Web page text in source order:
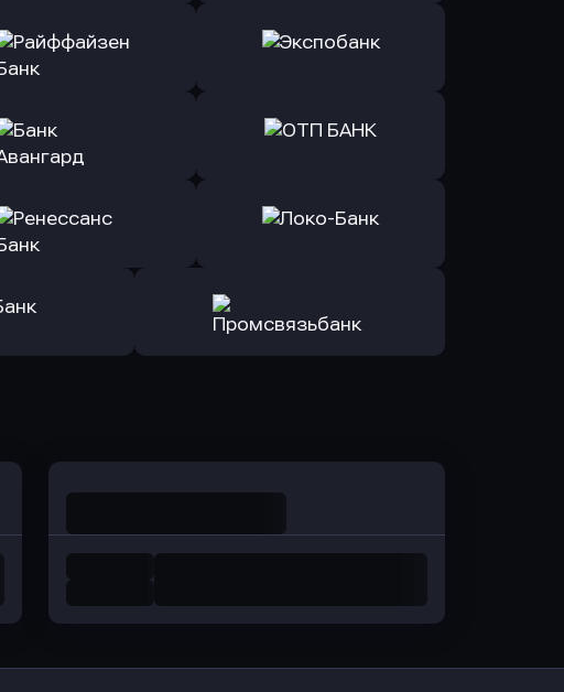
заявку
в АТБ Банк
Оправить заявку
заявку
Райффайзен Банк
Оправить заявку
заявку
Банк Авангард
Оправить заявку
заявку
в Локо-Банк